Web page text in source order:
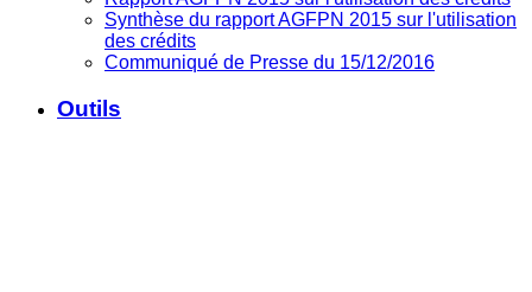
Synthèse du rapport AGFPN 2015 sur l'utilisation
des crédits
Communiqué de Presse du 15/12/2016
Outils